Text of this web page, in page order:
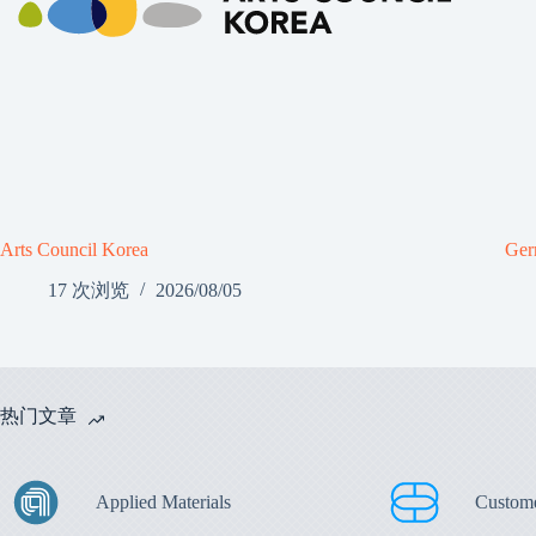
Arts Council Korea
17 次浏览
2026/08/05
热门文章
Applied Materials